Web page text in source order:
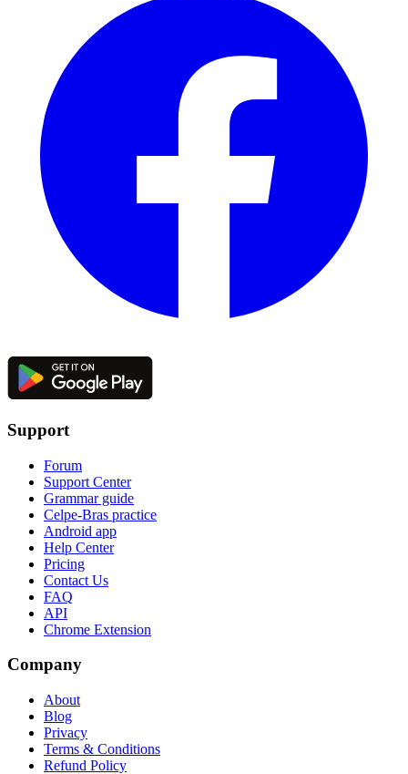
Support
Forum
Support Center
Grammar guide
Celpe-Bras practice
Android app
Help Center
Pricing
Contact Us
FAQ
API
Chrome Extension
Company
About
Blog
Privacy
Terms & Conditions
Refund Policy